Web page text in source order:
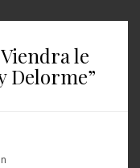
Viendra le
Delorme”